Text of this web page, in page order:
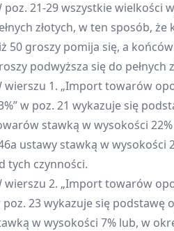
poz. 21-29 wszystkie wielkości
złotych, w ten sposób,
50 groszy pomija się, a
podwyższa się do pełnych
wierszu 1. „Import towarów
w poz. 21 wykazuje się
stawką w wysokości
ustawy stawką w wysokości
tych czynności.
wierszu 2. „Import towarów
poz. 23 wykazuje się
w wysokości 7% lub, w